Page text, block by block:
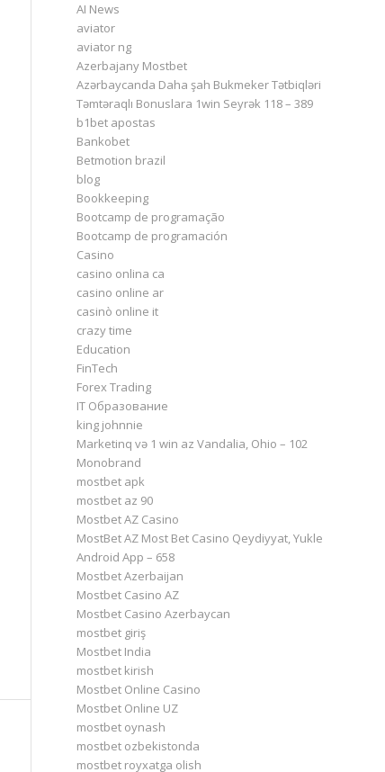
AI News
aviator
aviator ng
Azerbajany Mostbet
Azərbaycanda Daha şah Bukmeker Tətbiqləri
Təmtəraqlı Bonuslara 1win Seyrək 118 – 389
b1bet apostas
Bankobet
Betmotion brazil
blog
Bookkeeping
Bootcamp de programação
Bootcamp de programación
Casino
casino onlina ca
casino online ar
casinò online it
crazy time
Education
FinTech
Forex Trading
IT Образование
king johnnie
Marketinq və 1 win az Vandalia, Ohio – 102
Monobrand
mostbet apk
mostbet az 90
Mostbet AZ Casino
MostBet AZ Most Bet Casino Qeydiyyat, Yukle
Android App – 658
Mostbet Azerbaijan
Mostbet Casino AZ
Mostbet Casino Azerbaycan
mostbet giriş
Mostbet India
mostbet kirish
Mostbet Online Casino
Mostbet Online UZ
mostbet oynash
mostbet ozbekistonda
mostbet royxatga olish